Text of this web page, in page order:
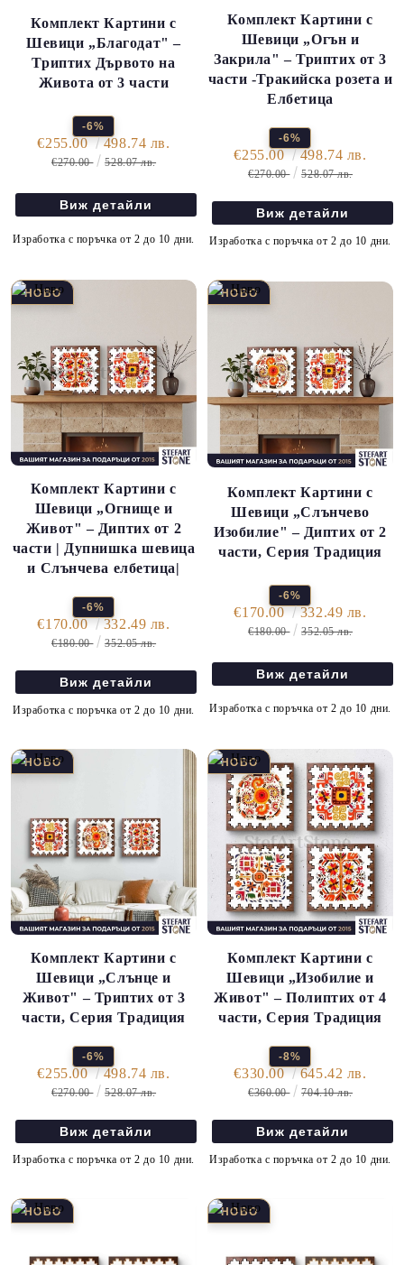
Комплект Картини с
Шевици „Благодат" –
Триптих Дървото на
Живота от 3 части
-6%
€255.00 498.74 лв.
€270.00 528.07 лв.
Виж детайли
Изработка с поръчка от 2 до 10 дни.
Комплект Картини с
Шевици „Огън и
Закрила" – Триптих от 3
части -Тракийска розета и
Елбетица
-6%
€255.00 498.74 лв.
€270.00 528.07 лв.
Виж детайли
Изработка с поръчка от 2 до 10 дни.
Комплект Картини с
Шевици „Огнище и
Живот" – Диптих от 2
части | Дупнишка шевица
и Слънчева елбетица|
-6%
€170.00 332.49 лв.
€180.00 352.05 лв.
Виж детайли
Изработка с поръчка от 2 до 10 дни.
Комплект Картини с
Шевици „Слънчево
Изобилие" – Диптих от 2
части, Серия Традиция
-6%
€170.00 332.49 лв.
€180.00 352.05 лв.
Виж детайли
Изработка с поръчка от 2 до 10 дни.
Комплект Картини с
Шевици „Слънце и
Живот" – Триптих от 3
части, Серия Традиция
-6%
€255.00 498.74 лв.
€270.00 528.07 лв.
Виж детайли
Изработка с поръчка от 2 до 10 дни.
Комплект Картини с
Шевици „Изобилие и
Живот" – Полиптих от 4
части, Серия Традиция
-8%
€330.00 645.42 лв.
€360.00 704.10 лв.
Виж детайли
Изработка с поръчка от 2 до 10 дни.